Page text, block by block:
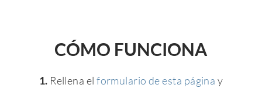
CÓMO FUNCIONA
1. Rellena elformulario de esta página y